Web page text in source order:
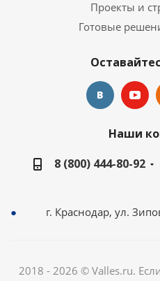
Проекты и
Готовые
Наши
8 (800) 444-80-92
г. Краснодар, ул.
2018 - 2026 © Valles.ru.